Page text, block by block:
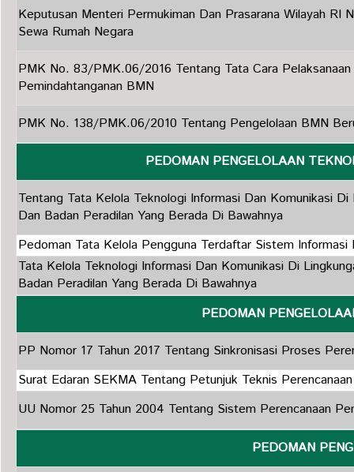
Keputusan Menteri Permukiman Dan Prasarana Wilayah
Sewa Rumah Negara
PMK No. 83/PMK.06/2016 Tentang Tata Cara
Pemindahtanganan BMN
PMK No. 138/PMK.06/2010 Tentang Pengelolaan BMN
PEDOMAN PENGELOLAAN
Tentang Tata Kelola Teknologi Informasi Dan Komunikasi Di
Dan Badan Peradilan Yang Berada Di Bawahnya
Pedoman Tata Kelola Pengguna Terdaftar Sistem Informasi
Tata Kelola Teknologi Informasi Dan Komunikasi Di
Badan Peradilan Yang Berada Di Bawahnya
PEDOMAN
PP Nomor 17 Tahun 2017 Tentang Sinkronisasi Proses
Surat Edaran SEKMA Tentang Petunjuk Teknis
UU Nomor 25 Tahun 2004 Tentang Sistem Perencanaan
PEDOMAN